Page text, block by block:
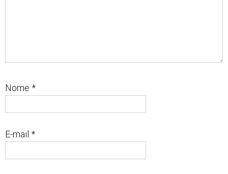
Nome *
E-mail *